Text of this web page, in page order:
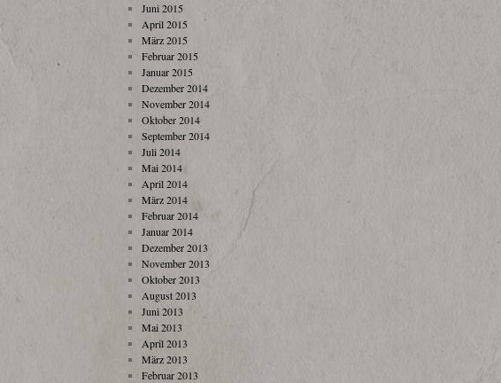
Juni 2015
April 2015
März 2015
Februar 2015
Januar 2015
Dezember 2014
November 2014
Oktober 2014
September 2014
Juli 2014
Mai 2014
April 2014
März 2014
Februar 2014
Januar 2014
Dezember 2013
November 2013
Oktober 2013
August 2013
Juni 2013
Mai 2013
April 2013
März 2013
Februar 2013